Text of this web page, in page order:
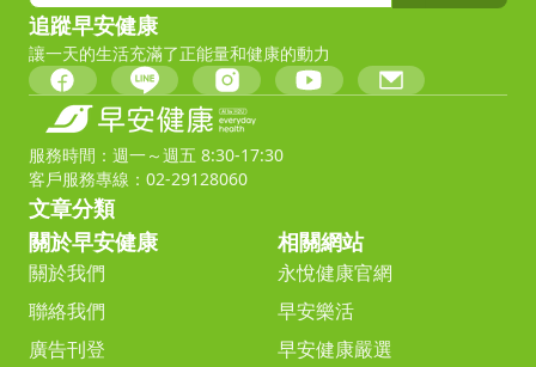
追蹤早安健康
讓一天的生活充滿了正能量和健康的動力
服務時間：週一～週五 8:30-17:30
客戶服務專線：02-29128060
文章分類
關於早安健康
關於我們
聯絡我們
廣告刊登
相關網站
永悅健康官網
早安樂活
早安健康嚴選